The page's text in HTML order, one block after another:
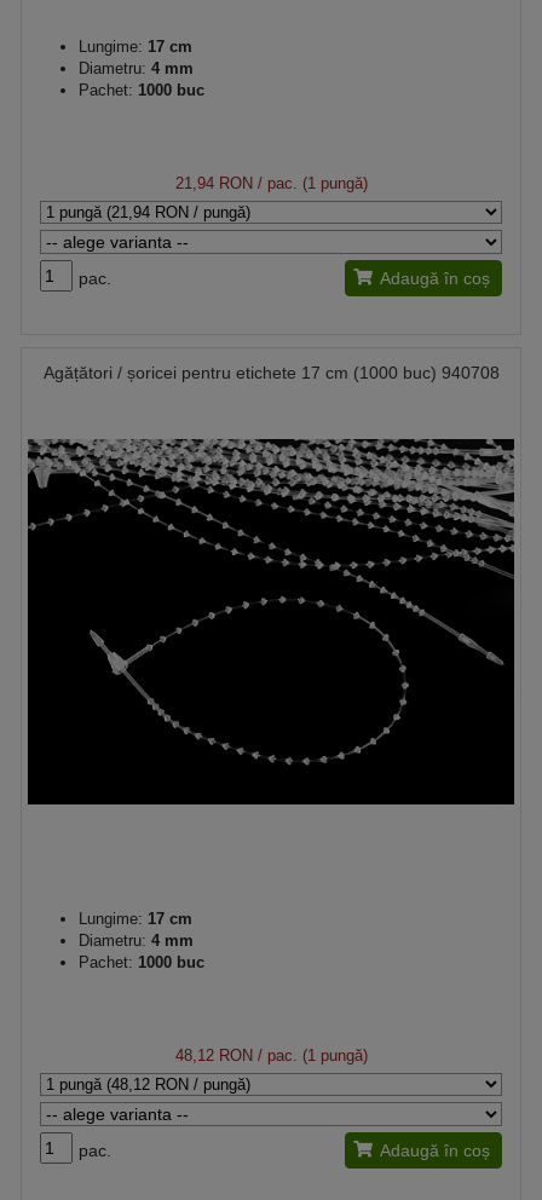
Lungime: 17 cm
Diametru: 4 mm
Pachet: 1000 buc
21,94 RON / pac. (1 pungă)
pac. Adaugă în coș
Agățători / șoricei pentru etichete 17 cm (1000 buc) 940708
Lungime: 17 cm
Diametru: 4 mm
Pachet: 1000 buc
48,12 RON/ pac. (1 pungă)
pac. Adaugă în coș